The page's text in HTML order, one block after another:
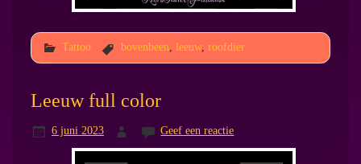
Tattoo bovenbeen leeuw, roofdier
Leeuw full color
6 juni 2023 Geef een reactie